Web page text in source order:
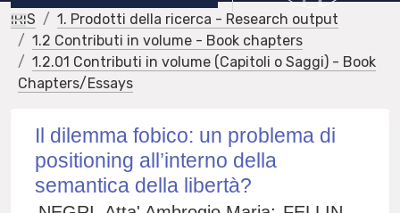
IRIS
1. Prodotti della ricerca - Research output
1.2 Contributi in volume - Book chapters
1.2.01 Contributi in volume (Capitoli o Saggi) - Book
Chapters/Essays
Il dilemma fobico: un problema di
positioning all’interno della
semantica della libertà?